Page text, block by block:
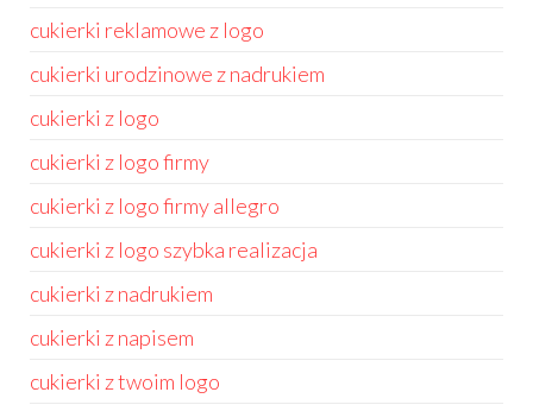
cukierki reklamowe z logo
cukierki urodzinowe z nadrukiem
cukierki z logo
cukierki z logo firmy
cukierki z logo firmy allegro
cukierki z logo szybka realizacja
cukierki z nadrukiem
cukierki z napisem
cukierki z twoim logo